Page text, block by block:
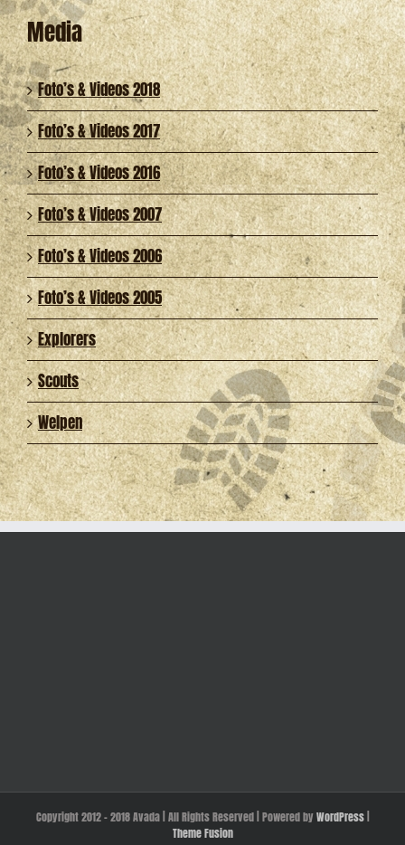
Media
Foto’s & Videos 2018
Foto’s & Videos 2017
Foto’s & Videos 2016
Foto’s & Videos 2007
Foto’s & Videos 2006
Foto’s & Videos 2005
Explorers
Scouts
Welpen
Copyright 2012 - 2018 Avada | All Rights Reserved | Powered byWordPress|
Theme Fusion